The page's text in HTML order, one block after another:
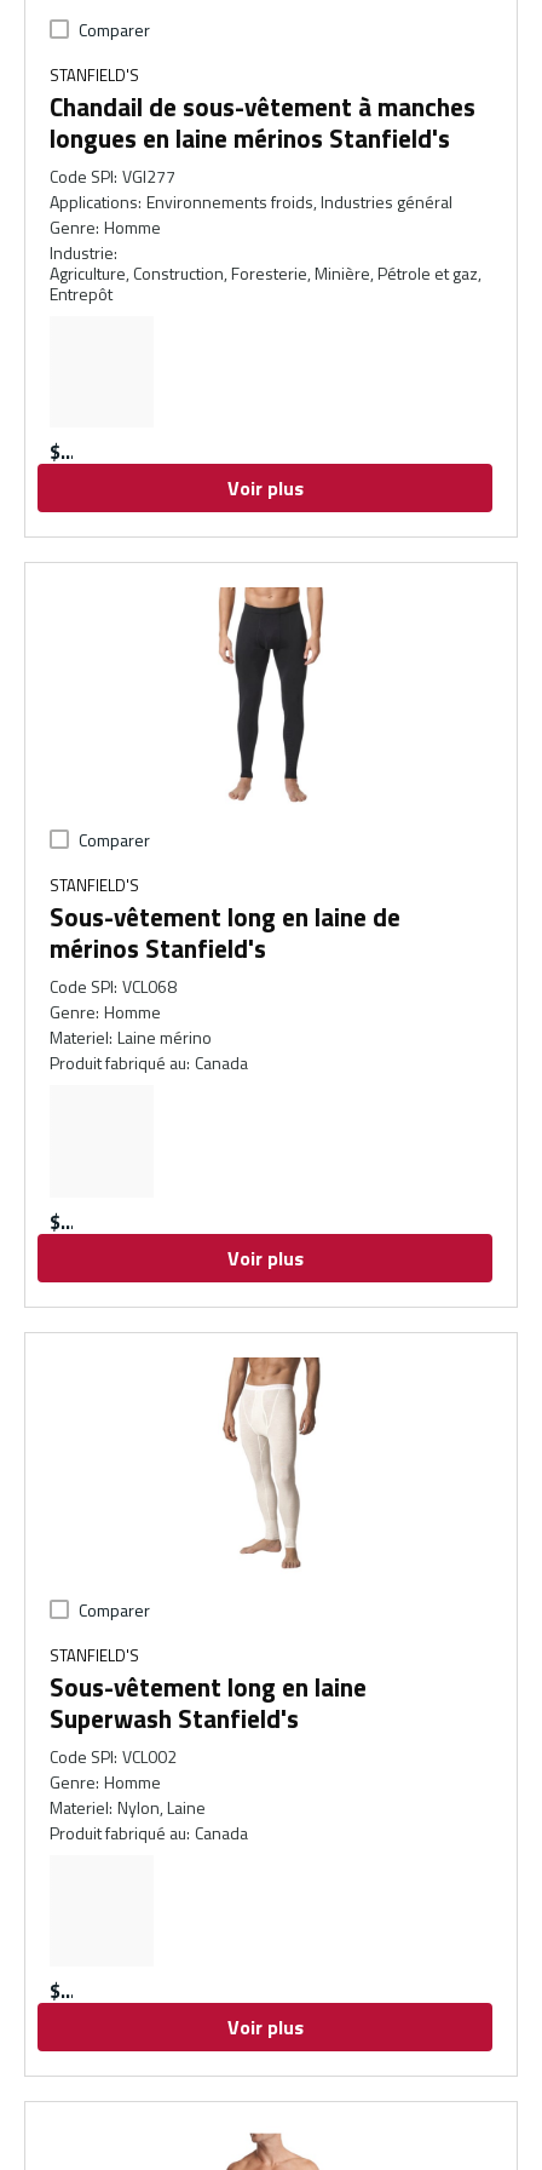
Comparer
STANFIELD'S
Chandail de sous-vêtement à manches
longues en laine mérinos Stanfield's
Code SPI: VGI277
Applications: Environnements froids, Industries général
Genre: Homme
Industrie:
Agriculture, Construction, Foresterie, Minière, Pétrole et gaz,
Entrepôt
$
Voir plus
Comparer
STANFIELD'S
Sous-vêtement long en laine de
mérinos Stanfield's
Code SPI: VCL068
Genre: Homme
Materiel: Laine mérino
Produit fabriqué au: Canada
$
Voir plus
Comparer
STANFIELD'S
Sous-vêtement long en laine
Superwash Stanfield's
Code SPI: VCL002
Genre: Homme
Materiel: Nylon, Laine
Produit fabriqué au: Canada
$
Voir plus